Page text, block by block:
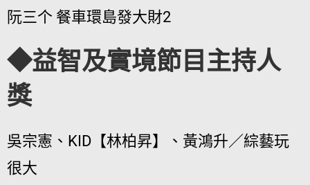
阮三个 餐車環島發大財2
◆益智及實境節目主持人
獎
吳宗憲、KID【林柏昇】、黃鴻升／綜藝玩
很大